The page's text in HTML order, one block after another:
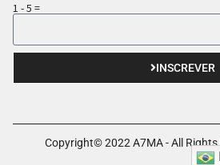
1 - 5 =
INSCREVER
Copyright© 2022 A7MA - All Rights